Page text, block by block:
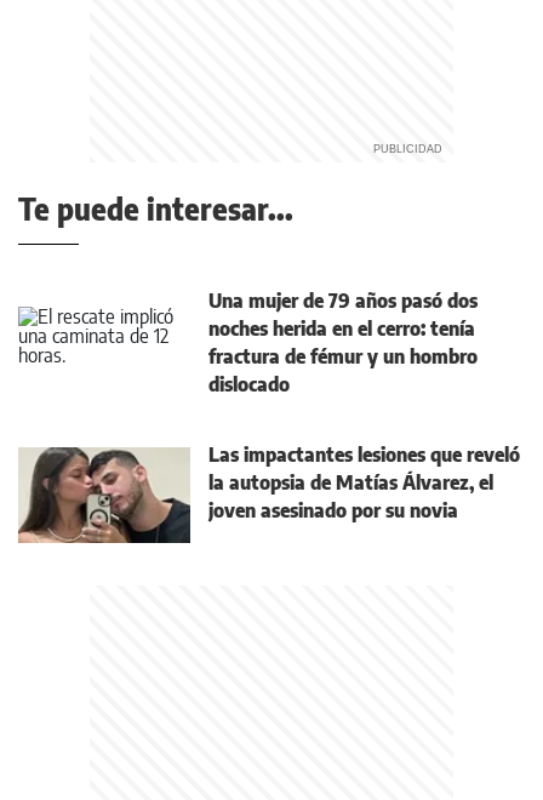
Te puede interesar...
Una mujer de 79 años pasó dos
noches herida en el cerro: tenía
fractura de fémur y un hombro
dislocado
Las impactantes lesiones que reveló
la autopsia de Matías Álvarez, el
joven asesinado por su novia